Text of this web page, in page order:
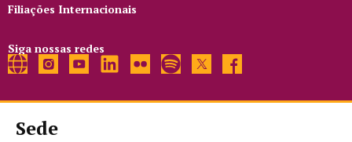
Filiações Internacionais
Siga nossas redes
Sede